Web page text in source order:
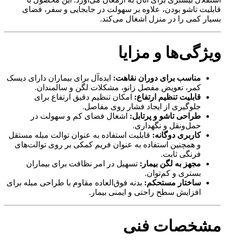
قابلیت تاشو بودن، علاوه بر سهولت در جابجایی و سفر، فضای
بسیار کمی را در منزل اشغال می‌کند.
ویژگی‌ها و مزایا
مناسب برای دوران نقاهت: ایده‌آل برای بیماران دارای دیسک
کمر، تعویض مفصل زانو، مشکلات لگن و سالمندان.
قابلیت تنظیم ارتفاع: امکان تنظیم دقیق ارتفاع برای
جلوگیری از ایجاد فشار روی مفاصل.
طراحی تاشو و پرتابل: اشغال فضای کم و سهولت در
حمل‌ونقل و نگهداری.
کاربری دوگانه: قابلیت استفاده به عنوان توالت مبله مستقل
و همچنین استفاده به عنوان فریم کمکی بر روی توالت‌های
فرنگی ثابت.
مجهز به لگن بیمار: تسهیل در امر نظافت برای بیماران
بستری و کم‌توان.
ساختار مستحکم: بدنه فوق‌العاده مقاوم با طراحی مبله برای
افزایش سطح راحتی و ایمنی بیمار.
مشخصات فنی